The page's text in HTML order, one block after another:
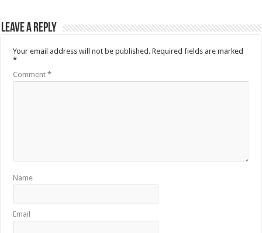
Leave a Reply
Your email address will not be published. Required fields are marked
*
Comment*
Name
Email